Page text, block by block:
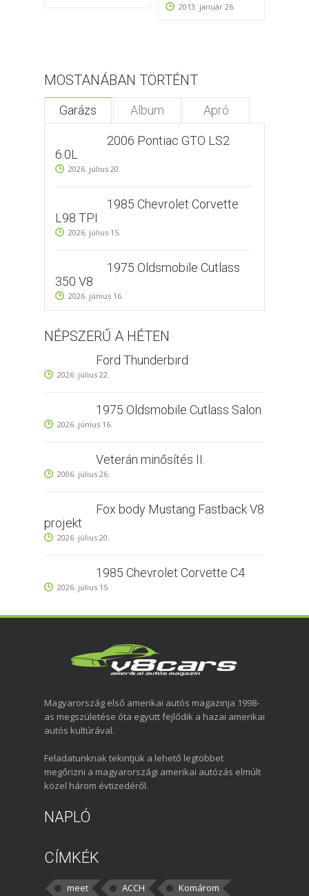
2013. január 26.
MOSTANÁBAN TÖRTÉNT
Garázs Album Apró
2006 Pontiac GTO LS2
6.0L
2026. július 20.
1985 Chevrolet Corvette
L98 TPI
2026. július 15.
1975 Oldsmobile Cutlass
350 V8
2026. június 16.
NÉPSZERŰ A HÉTEN
Ford Thunderbird
2026. július 22.
1975 Oldsmobile Cutlass Salon
2026. június 16.
Veterán minősítés II.
2006. július 26.
Fox body Mustang Fastback V8
projekt
2026. július 20.
1985 Chevrolet Corvette C4
2026. július 15.
Magyarország első amerikai autós magazinja 1998-
as megszületése óta együtt fejlődik a hazai amerikai
autós kultúrával.
Feladatunknak tekintjük a lehető legtöbbet
megőrizni a magyarországi amerikai autózás elmúlt
közel három évtizedéről.
NAPLÓ
CÍMKÉK
meet ACCH Komárom